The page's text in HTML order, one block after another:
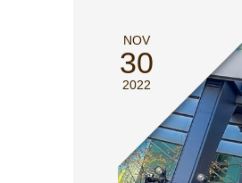
NOV
30
2022